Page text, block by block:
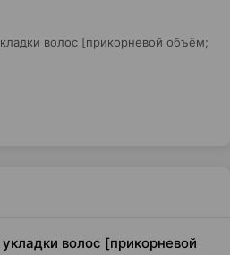
волос [прикорневой объём;
волос [прикорневой